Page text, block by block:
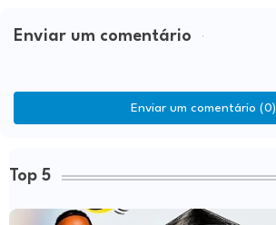
Enviar um comentário
Enviar um comentário (0)
Top 5